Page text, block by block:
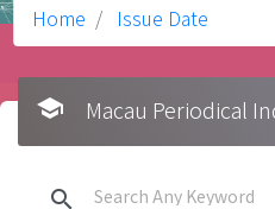
Home Issue Date
school Macau Periodical
search